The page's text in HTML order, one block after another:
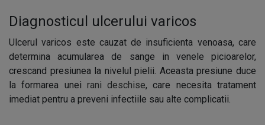
Diagnosticul ulcerului varicos
Ulcerul varicos este cauzat de insuficienta venoasa, care
determina acumularea de sange in venele picioarelor,
crescand presiunea la nivelul pielii. Aceasta presiune duce
la formarea unei rani deschise, care necesita tratament
imediat pentru a preveni infectiile sau alte complicatii.